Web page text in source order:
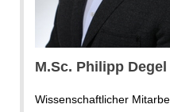
M.Sc. Philipp Degel
Wissenschaftlicher